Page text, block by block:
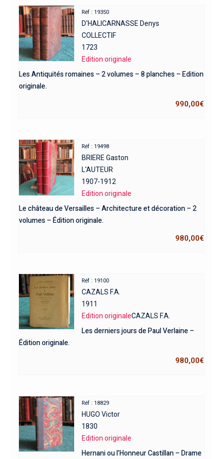
Réf : 19350
D'HALICARNASSE Denys
COLLECTIF
1723
Edition originale
Les Antiquités romaines – 2 volumes – 8 planches – Edition
originale.
990,00€
Réf : 19498
BRIERE Gaston
L'AUTEUR
1907-1912
Edition originale
Le château de Versailles – Architecture et décoration – 2
volumes – Édition originale.
980,00€
Réf : 19100
CAZALS F.A.
1911
Edition originaleCAZALS F.A.
Les derniers jours de Paul Verlaine –
Édition originale.
980,00€
Réf : 18829
HUGO Victor
1830
Edition originale
Hernani ou l’Honneur Castillan – Drame